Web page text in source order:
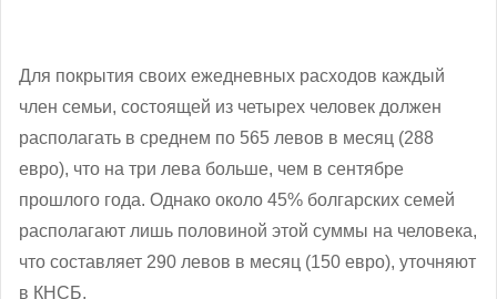
Для покрытия своих ежедневных расходов каждый
член семьи, состоящей из четырех человек должен
располагать в среднем по 565 левов в месяц (288
евро), что на три лева больше, чем в сентябре
прошлого года. Однако около 45% болгарских семей
располагают лишь половиной этой суммы на человека,
что составляет 290 левов в месяц (150 евро), уточняют
в КНСБ.